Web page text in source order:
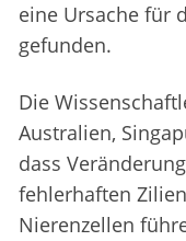
eine Ursache für
gefunden.
Die
Australien,
dass
fehlerhaften
Nierenzellen